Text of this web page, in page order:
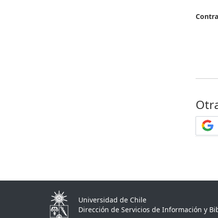
Universidad de Chile
Dirección de Servicios de Información y